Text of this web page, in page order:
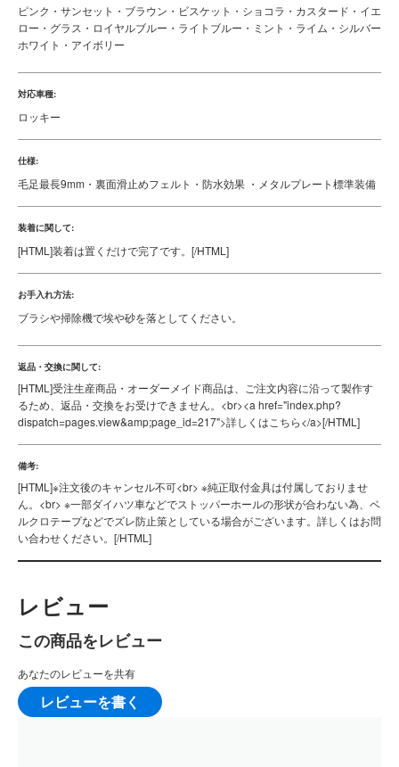
ピンク・サンセット・ブラウン・ビスケット・ショコラ・カスタード・イエ
ロー・グラス・ロイヤルブルー・ライトブルー・ミント・ライム・シルバー
ホワイト・アイボリー
対応車種:
ロッキー
仕様:
毛足最長9mm・裏面滑止めフェルト・防水効果 ・メタルプレート標準装備
装着に関して:
[HTML]装着は置くだけで完了です。 [/HTML]
お手入れ方法:
ブラシや掃除機で埃や砂を落としてください。
返品・交換に関して:
[HTML]受注生産商品・オーダーメイド商品は、ご注文内容に沿って製作す
るため、返品・交換をお受けできません。<br><a href="index.php?
dispatch=pages.view&amp;page_id=217">詳しくはこちら</a>[/HTML]
備考:
[HTML]※注文後のキャンセル不可<br> ※純正取付金具は付属しておりませ
ん。<br> ※一部ダイハツ車などでストッパーホールの形状が合わない為、ベ
ルクロテープなどでズレ防止策としている場合がございます。詳しくはお問
い合わせください。 [/HTML]
レビュー
この商品をレビュー
あなたのレビューを共有
レビューを書く